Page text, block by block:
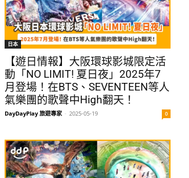
日本
【遊日情報】大阪環球影城限定活
動「NO LIMIT! 夏日夜」2025年7
月登場！在BTS、SEVENTEEN等人
氣樂團的歌聲中High翻天！
DayDayPlay 旅遊專家 - 2025-05-19 0